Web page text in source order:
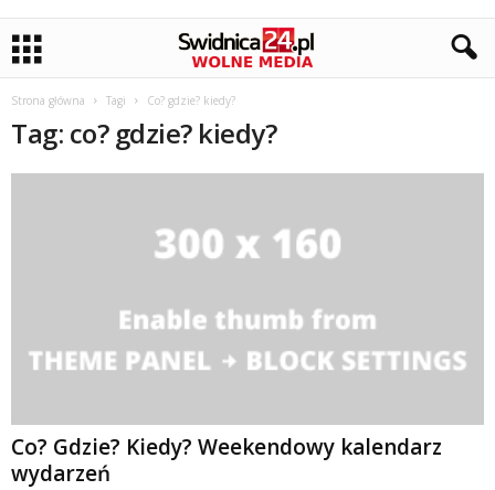
Strona główna Tagi Co? gdzie? kiedy?
Tag: co? gdzie? kiedy?
Co? Gdzie? Kiedy? Weekendowy kalendarz
wydarzeń